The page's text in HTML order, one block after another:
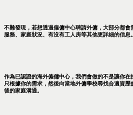
不難發現，若想透過僱傭中心聘請外傭，大部分都
服務、家庭狀況、有沒有工人房等其他更詳細的信息。
作為已認證的海外僱傭中心，我們會做的不是讓你
只根據你的需求，然後向當地外傭學校尋找合適資
後的家庭溝通。